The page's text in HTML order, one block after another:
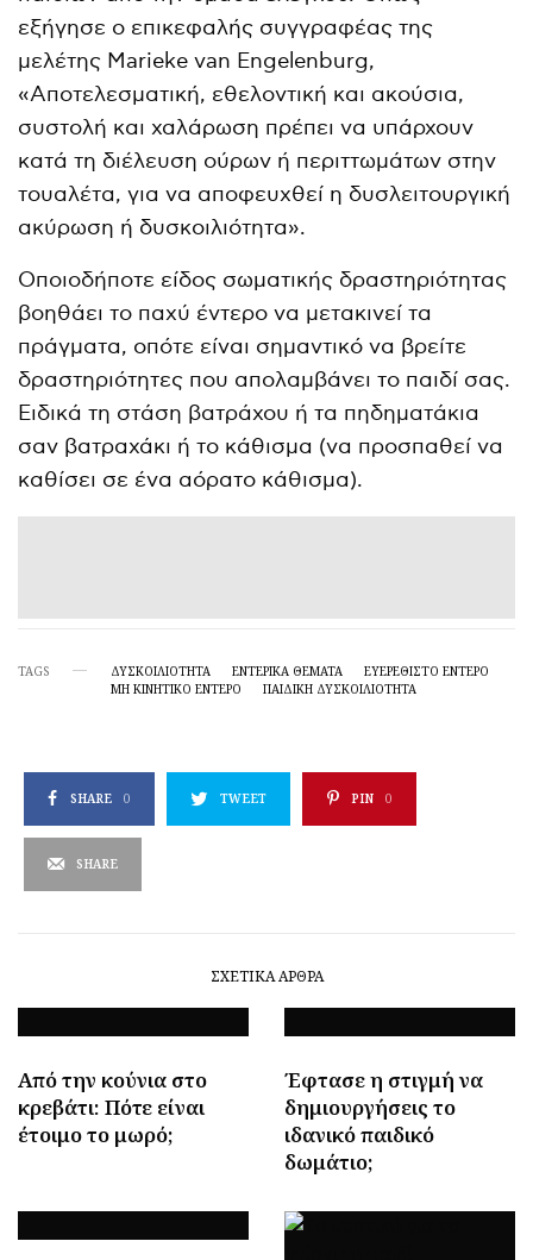
εξήγησε ο επικεφαλής συγγραφέας της
μελέτης Marieke van Engelenburg,
«Αποτελεσματική, εθελοντική και ακούσια,
συστολή και χαλάρωση πρέπει να υπάρχουν
κατά τη διέλευση ούρων ή περιττωμάτων στην
τουαλέτα, για να αποφευχθεί η δυσλειτουργική
ακύρωση ή δυσκοιλιότητα».
Οποιοδήποτε είδος σωματικής δραστηριότητας
βοηθάει το παχύ έντερο να μετακινεί τα
πράγματα, οπότε είναι σημαντικό να βρείτε
δραστηριότητες που απολαμβάνει το παιδί σας.
Ειδικά τη στάση βατράχου ή τα πηδηματάκια
σαν βατραχάκι ή το κάθισμα (να προσπαθεί να
καθίσει σε ένα αόρατο κάθισμα).
TAGS ΔΥΣΚΟΙΛΙΟΤΗΤΑ ΕΝΤΕΡΙΚΆ ΘΈΜΑΤΑ
ΕΥΕΡΈΘΙΣΤΟ ΈΝΤΕΡΟ
ΜΗ ΚΙΝΗΤΙΚΌ ΈΝΤΕΡΟ
ΠΑΙΔΙΚΉ ΔΥΣΚΟΙΛΙΌΤΗΤΑ
SHARE 0 TWEET PIN 0
SHARE
ΣΧΕΤΙΚΆ ΆΡΘΡΑ
Από την κούνια στο
κρεβάτι: Πότε είναι
έτοιμο το μωρό;
Έφτασε η στιγμή να
δημιουργήσεις το
ιδανικό παιδικό
δωμάτιο;